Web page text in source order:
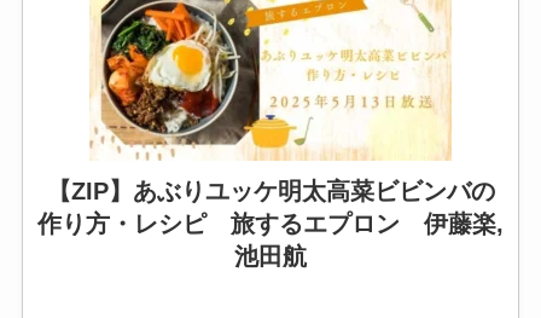
【ZIP】あぶりユッケ明太高菜ビビンバの
作り方・レシピ 旅するエプロン 伊藤楽,
池田航